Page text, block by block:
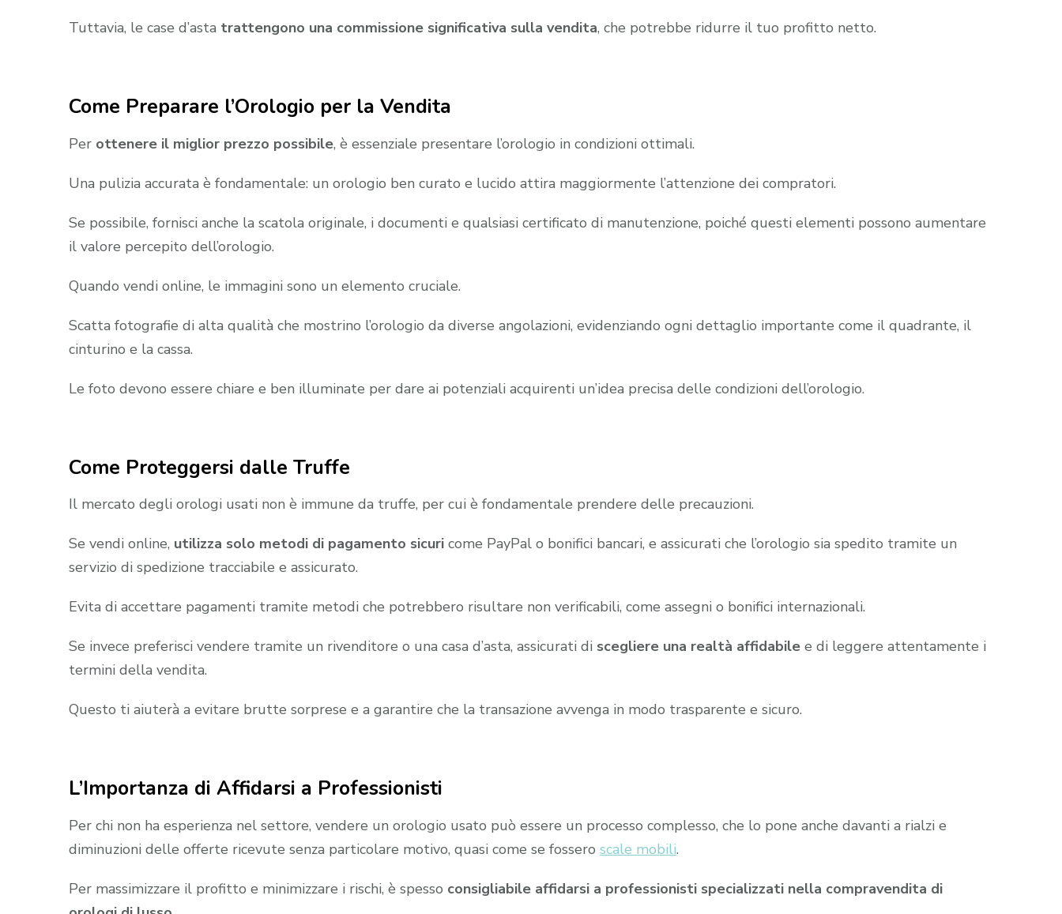
Tuttavia, le case d’asta trattengono una commissione significativa sulla vendita, che potrebbe ridurre il tuo profitto netto.
Come Preparare l’Orologio per la Vendita
Per ottenere il miglior prezzo possibile, è essenziale presentare l’orologio in condizioni ottimali.
Una pulizia accurata è fondamentale: un orologio ben curato e lucido attira maggiormente l’attenzione dei compratori.
Se possibile, fornisci anche la scatola originale, i documenti e qualsiasi certificato di manutenzione, poiché questi elementi possono aumentare
il valore percepito dell’orologio.
Quando vendi online, le immagini sono un elemento cruciale.
Scatta fotografie di alta qualità che mostrino l’orologio da diverse angolazioni, evidenziando ogni dettaglio importante come il quadrante, il
cinturino e la cassa.
Le foto devono essere chiare e ben illuminate per dare ai potenziali acquirenti un’idea precisa delle condizioni dell’orologio.
Come Proteggersi dalle Truffe
Il mercato degli orologi usati non è immune da truffe, per cui è fondamentale prendere delle precauzioni.
Se vendi online, utilizza solo metodi di pagamento sicuri come PayPal o bonifici bancari, e assicurati che l’orologio sia spedito tramite un
servizio di spedizione tracciabile e assicurato.
Evita di accettare pagamenti tramite metodi che potrebbero risultare non verificabili, come assegni o bonifici internazionali.
Se invece preferisci vendere tramite un rivenditore o una casa d’asta, assicurati di scegliere una realtà affidabile e di leggere attentamente i
termini della vendita.
Questo ti aiuterà a evitare brutte sorprese e a garantire che la transazione avvenga in modo trasparente e sicuro.
L’Importanza di Affidarsi a Professionisti
Per chi non ha esperienza nel settore, vendere un orologio usato può essere un processo complesso, che lo pone anche davanti a rialzi e
diminuzioni delle offerte ricevute senza particolare motivo, quasi come se fossero scale mobili.
Per massimizzare il profitto e minimizzare i rischi, è spesso consigliabile affidarsi a professionisti specializzati nella compravendita di